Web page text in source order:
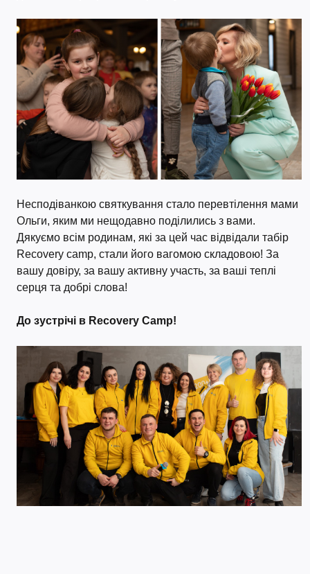
Несподіванкою святкування стало перевтілення мами
Ольги, яким ми нещодавно поділились з вами.
Дякуємо всім родинам, які за цей час відвідали табір
Recovery camp, стали його вагомою складовою! За
вашу довіру, за вашу активну участь, за ваші теплі
серця та добрі слова!
До зустрічі в Recovery Camp!